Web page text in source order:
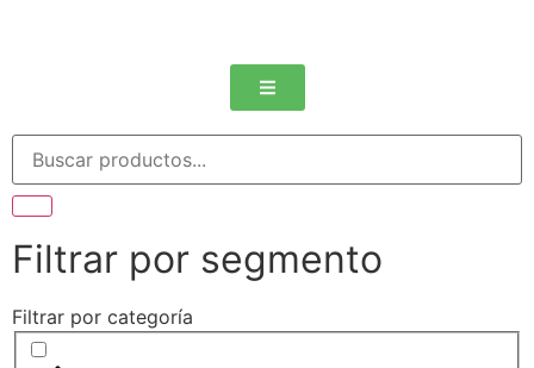
Filtrar por segmento
Filtrar por categoría